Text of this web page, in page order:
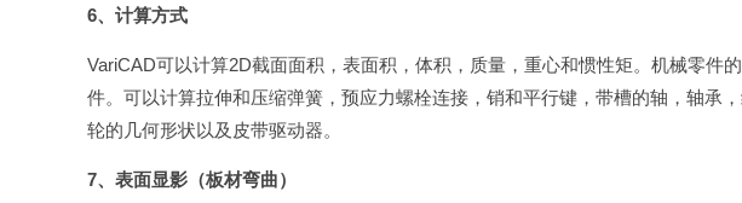
6、计算方式
VariCAD可以计算2D截面面积，表面积，体积，质量，重心和惯性矩。机械零件
件。可以计算拉伸和压缩弹簧，预应力螺栓连接，销和平行键，带槽的轴，轴承
轮的几何形状以及皮带驱动器。
7、表面显影（板材弯曲）